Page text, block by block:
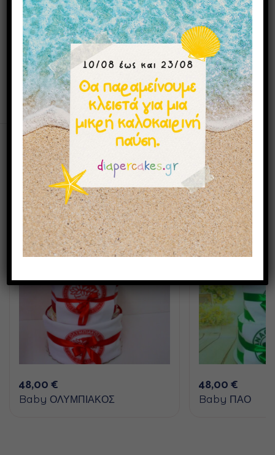
Δείτε όμορφες και γλυκές ευχές για νεογέννητο κοριτσάκι ή
αγοράκι
Μπορεί επίσης να σας αρέσουν
48,00€
Baby ΟΛΥΜΠΙΑΚΟΣ
48,00€
Baby ΠΑΟ